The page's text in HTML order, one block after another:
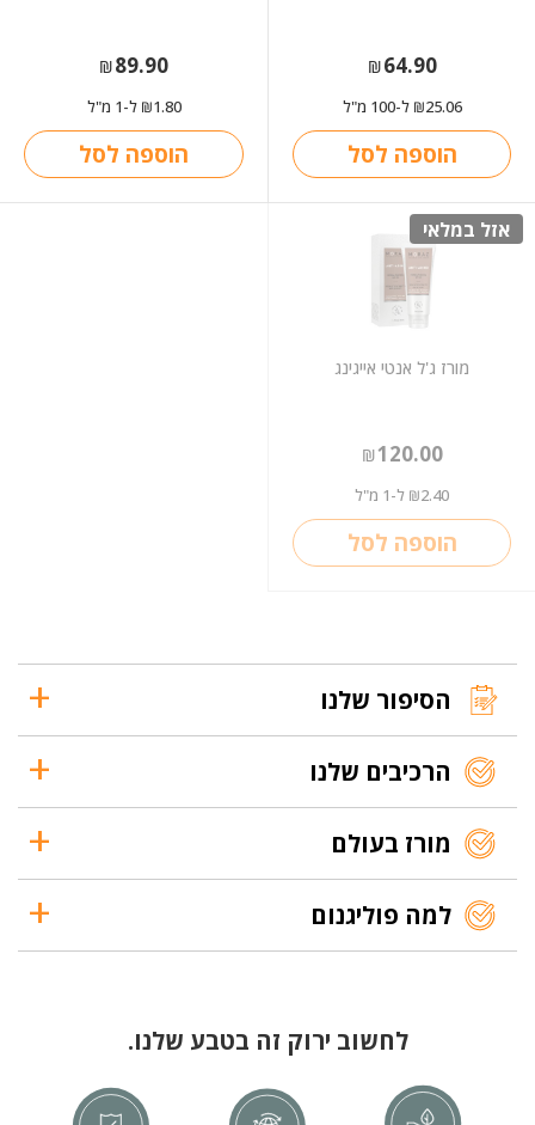
₪64.90
₪25.06 ל-100 מ"ל
הוספה לסל
₪89.90
₪1.80 ל-1 מ"ל
הוספה לסל
אזל במלאי
מורז ג'ל אנטי אייגינג
₪120.00
₪2.40 ל-1 מ"ל
הוספה לסל
הסיפור שלנו
הרכיבים שלנו
מורז בעולם
למה פוליגנום
לחשוב ירוק זה בטבע שלנו.